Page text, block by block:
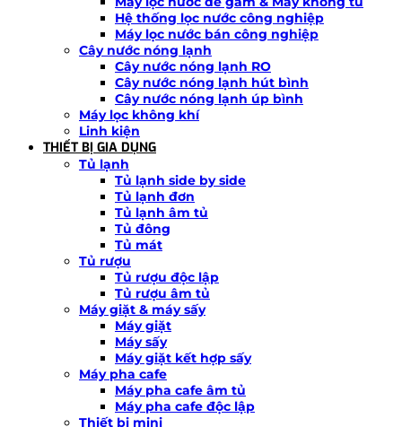
Hệ thống lọc nước công nghiệp
Máy lọc nước bán công nghiệp
Cây nước nóng lạnh
Cây nước nóng lạnh RO
Cây nước nóng lạnh hút bình
Cây nước nóng lạnh úp bình
Máy lọc không khí
Linh kiện
THIẾT BỊ GIA DỤNG
Tủ lạnh
Tủ lạnh side by side
Tủ lạnh đơn
Tủ lạnh âm tủ
Tủ đông
Tủ mát
Tủ rượu
Tủ rượu độc lập
Tủ rượu âm tủ
Máy giặt & máy sấy
Máy giặt
Máy sấy
Máy giặt kết hợp sấy
Máy pha cafe
Máy pha cafe âm tủ
Máy pha cafe độc lập
Thiết bị mini